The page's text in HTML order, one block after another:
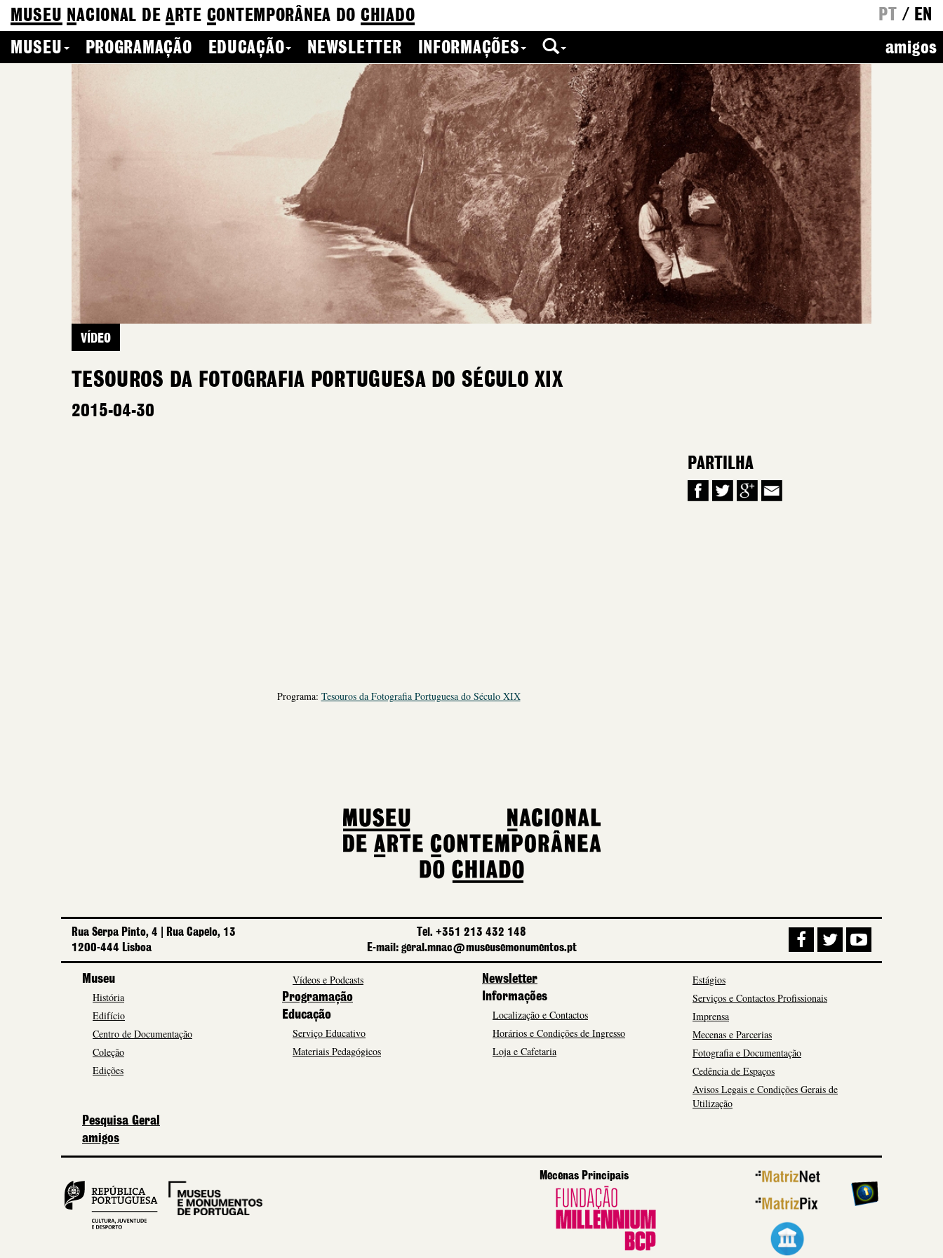
MUSEU NACIONAL DEA RTE CONTEMPORÂNEA DO CHIADO PT / EN
MUSEU
PROGRAMAÇÃO EDUCAÇÃO NEWSLETTER INFORMAÇÕES amigos
VÍDEO
TESOUROS DA FOTOGRAFIA PORTUGUESA DO SÉCULO XIX
2015-04-30
Programa: Tesouros da Fotografia Portuguesa do Século XIX
PARTILHA
Rua Serpa Pinto, 4 | Rua Capelo, 13
1200-444 Lisboa
Tel. +351 213 432 148
E-mail: geral.mnac@museusemonumentos.pt
Museu
História
Edifício
Centro de Documentação
Coleção
Edições
Vídeos e Podcasts
Programação
Educação
Serviço Educativo
Materiais Pedagógicos
Newsletter
Informações
Localização e Contactos
Horários e Condições de Ingresso
Loja e Cafetaria
Estágios
Serviços e Contactos Profissionais
Imprensa
Mecenas e Parcerias
Fotografia e Documentação
Cedência de Espaços
Avisos Legais e Condições Gerais de
Utilização
Pesquisa Geral
amigos
Mecenas Principais